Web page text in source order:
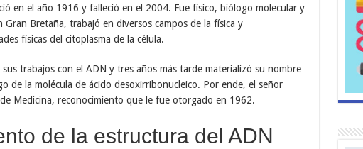
en el año 1916 y falleció en el 2004. Fue físico, biólogo molecular y
Gran Bretaña, trabajó en diversos campos de la física y
físicas del citoplasma de la célula.
trabajos con el ADN y tres años más tarde materializó su nombre
de la molécula de ácido desoxirribonucleico. Por ende, el señor
Medicina, reconocimiento que le fue otorgado en 1962.
de la estructura del ADN